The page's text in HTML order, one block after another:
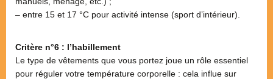
– entre 15 et 17 °C pour activité intense (sport d’intérieur).
Critère n°6 : l’habillement
Le type de vêtements que vous portez joue un rôle essentiel
pour réguler votre température corporelle : cela influe sur